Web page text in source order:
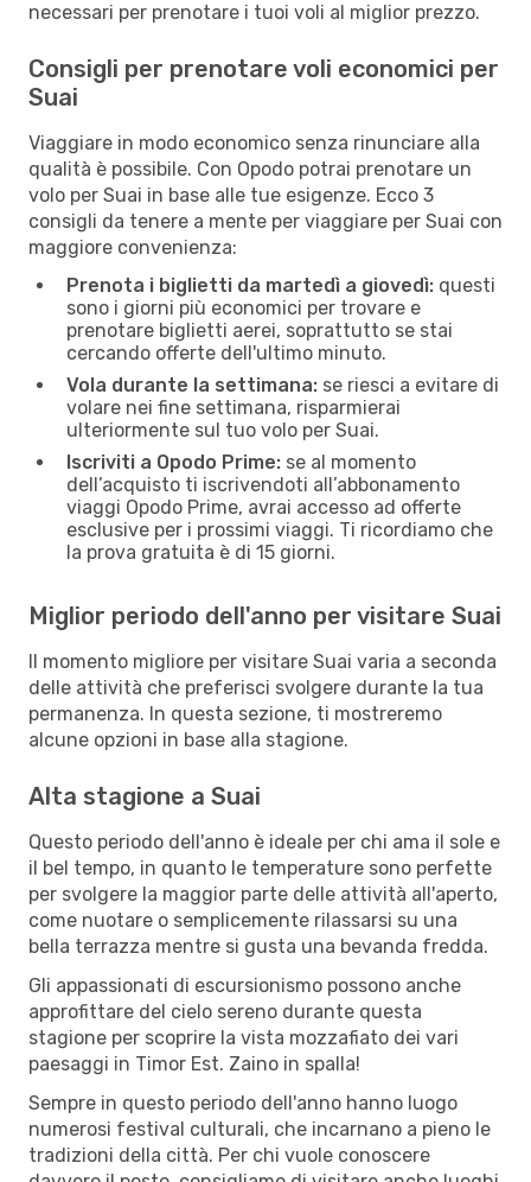
necessari per prenotare i tuoi voli al miglior prezzo.
Consigli per prenotare voli economici per
Suai
Viaggiare in modo economico senza rinunciare alla
qualità è possibile. Con Opodo potrai prenotare un
volo per Suai in base alle tue esigenze. Ecco 3
consigli da tenere a mente per viaggiare per Suai con
maggiore convenienza:
Prenota i biglietti da martedì a giovedì: questi
sono i giorni più economici per trovare e
prenotare biglietti aerei, soprattutto se stai
cercando offerte dell'ultimo minuto.
Vola durante la settimana: se riesci a evitare di
volare nei fine settimana, risparmierai
ulteriormente sul tuo volo per Suai.
Iscriviti a Opodo Prime: se al momento
dell’acquisto ti iscrivendoti all’abbonamento
viaggi Opodo Prime, avrai accesso ad offerte
esclusive per i prossimi viaggi. Ti ricordiamo che
la prova gratuita è di 15 giorni.
Miglior periodo dell'anno per visitare Suai
Il momento migliore per visitare Suai varia a seconda
delle attività che preferisci svolgere durante la tua
permanenza. In questa sezione, ti mostreremo
alcune opzioni in base alla stagione.
Alta stagione a Suai
Questo periodo dell'anno è ideale per chi ama il sole e
il bel tempo, in quanto le temperature sono perfette
per svolgere la maggior parte delle attività all'aperto,
come nuotare o semplicemente rilassarsi su una
bella terrazza mentre si gusta una bevanda fredda.
Gli appassionati di escursionismo possono anche
approfittare del cielo sereno durante questa
stagione per scoprire la vista mozzafiato dei vari
paesaggi in Timor Est. Zaino in spalla!
Sempre in questo periodo dell'anno hanno luogo
numerosi festival culturali, che incarnano a pieno le
tradizioni della città. Per chi vuole conoscere